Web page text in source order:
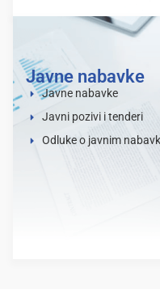
Javne nabavke
Javne nabavke
Javni pozivi i tenderi
Odluke o javnim